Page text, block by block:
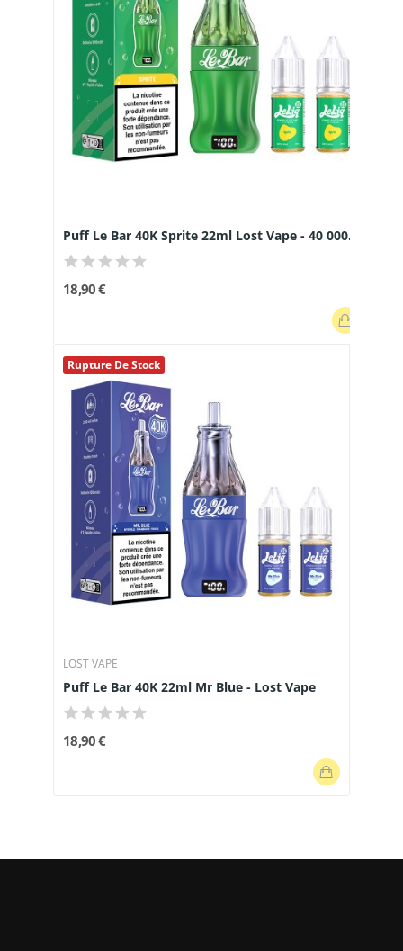
Puff Le Bar 40K Sprite 22ml Lost Vape - 40 000...
18,90 €
Rupture De Stock
LOST VAPE
Puff Le Bar 40K 22ml Mr Blue - Lost Vape
18,90 €